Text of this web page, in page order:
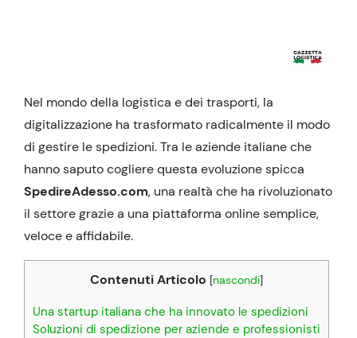
Nel mondo della logistica e dei trasporti, la
digitalizzazione ha trasformato radicalmente il modo
di gestire le spedizioni. Tra le aziende italiane che
hanno saputo cogliere questa evoluzione spicca
SpedireAdesso.com, una realtà che ha rivoluzionato
il settore grazie a una piattaforma online semplice,
veloce e affidabile.
Contenuti Articolo [nascondi]
Una startup italiana che ha innovato le spedizioni
Soluzioni di spedizione per aziende e professionisti